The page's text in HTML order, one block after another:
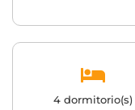
4 dormitorio(s)